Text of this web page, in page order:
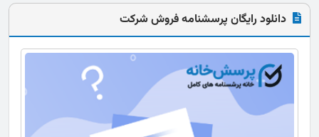
دانلود رایگان پرسشنامه فروش شرکت